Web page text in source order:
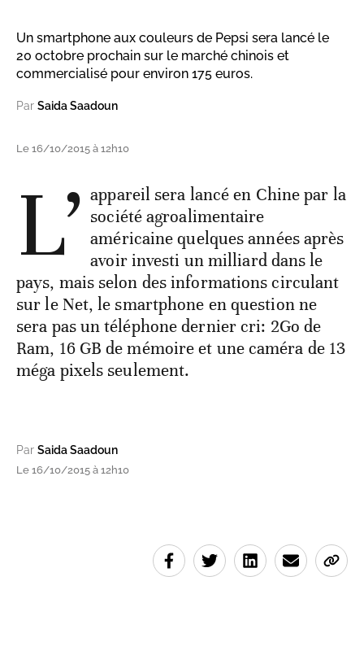
Un smartphone aux couleurs de Pepsi sera lancé le
20 octobre prochain sur le marché chinois et
commercialisé pour environ 175 euros.
Par Saida Saadoun
Le 16/10/2015 à 12h10
L’ appareil sera lancé en Chine par la
société agroalimentaire
américaine quelques années après
avoir investi un milliard dans le
pays, mais selon des informations circulant
sur le Net, le smartphone en question ne
sera pas un téléphone dernier cri: 2Go de
Ram, 16 GB de mémoire et une caméra de 13
méga pixels seulement.
Par Saida Saadoun
Le 16/10/2015 à 12h10